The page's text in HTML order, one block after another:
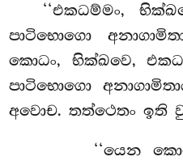
‘‘එකධම්මං,
පාටිභොගො
කොධං, භික්ඛවෙ,
පාටිභොගො
අවොච. තත්ථෙතං ඉති
‘‘යෙන